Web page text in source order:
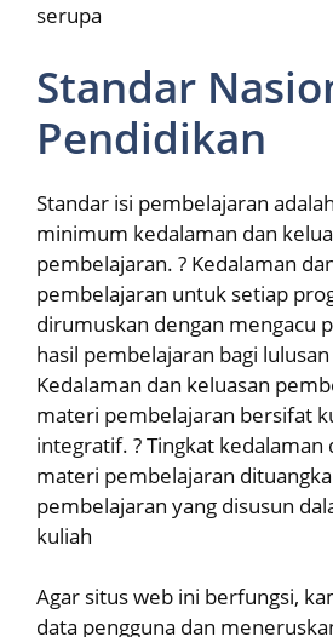
serupa
Standar
Pendidikan
Standar isi pembelajaran
minimum kedalaman dan
pembelajaran. ? Kedalaman
pembelajaran untuk setiap
dirumuskan dengan mengacu
hasil pembelajaran bagi lulusan
Kedalaman dan keluasan
materi pembelajaran bersifat
integratif. ? Tingkat kedalaman
materi pembelajaran
pembelajaran yang disusun
kuliah
Agar situs web ini berfungsi,
data pengguna dan